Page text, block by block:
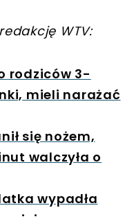
WTV:
rodziców 3-
mieli narażać
się nożem,
walczyła o
wypadła